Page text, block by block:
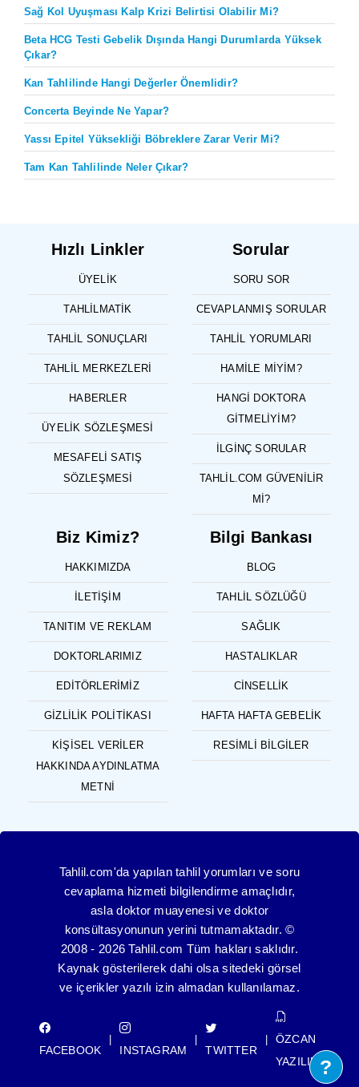
Sağ Kol Uyuşması Kalp Krizi Belirtisi Olabilir Mi?
Beta HCG Testi Gebelik Dışında Hangi Durumlarda Yüksek
Çıkar?
Kan Tahlilinde Hangi Değerler Önemlidir?
Concerta Beyinde Ne Yapar?
Yassı Epitel Yüksekliği Böbreklere Zarar Verir Mi?
Tam Kan Tahlilinde Neler Çıkar?
Hızlı Linkler
ÜYELIK
TAHLILMATIK
TAHLIL SONUÇLARI
TAHLIL MERKEZLERI
HABERLER
ÜYELIK SÖZLEŞMESI
MESAFELI SATIŞ
SÖZLEŞMESI
Sorular
SORU SOR
CEVAPLANMIŞ SORULAR
TAHLIL YORUMLARI
HAMILE MIYIM?
HANGI DOKTORA
GITMELIYIM?
İLGINÇ SORULAR
TAHLIL.COM GÜVENILIR
MI?
Biz Kimiz?
HAKKIMIZDA
İLETIŞIM
TANITIM VE REKLAM
DOKTORLARIMIZ
EDITÖRLERIMIZ
GIZLILIK POLITIKASI
KIŞISEL VERILER
HAKKINDA AYDINLATMA
METNI
Bilgi Bankası
BLOG
TAHLIL SÖZLÜĞÜ
SAĞLIK
HASTALIKLAR
CINSELLIK
HAFTA HAFTA GEBELIK
RESIMLI BILGILER
Tahlil.com'da yapılan tahlil yorumları ve soru
cevaplama hizmeti bilgilendirme amaçlıdır,
asla doktor muayenesi ve doktor
konsültasyonunun yerini tutmamaktadır. ©
2008 - 2026 Tahlil.com Tüm hakları saklıdır.
Kaynak gösterilerek dahi olsa sitedeki görsel
ve içerikler yazılı izin almadan kullanılamaz.
FACEBOOK
|
INSTAGRAM
|
TWITTER
|
ÖZCAN
YAZILIM ?